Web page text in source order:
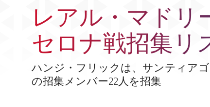
レアル・マドリ
セロナ戦招集リ
ハンジ・フリックは、サンティア
の招集メンバー22人を招集